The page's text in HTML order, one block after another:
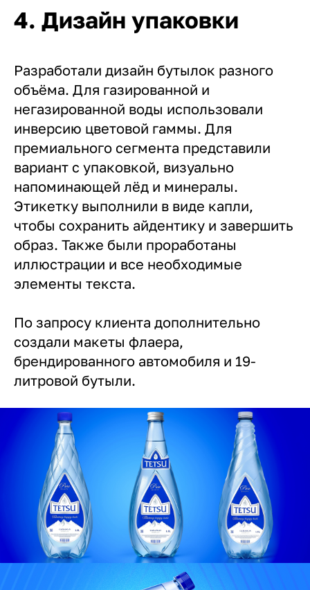
4. Дизайн упаковки
Разработали дизайн бутылок разного
объёма. Для газированной и
негазированной воды использовали
инверсию цветовой гаммы. Для
премиального сегмента представили
вариант с упаковкой, визуально
напоминающей лёд и минералы.
Этикетку выполнили в виде капли,
чтобы сохранить айдентику и завершить
образ. Также были проработаны
иллюстрации и все необходимые
элементы текста.
По запросу клиента дополнительно
создали макеты флаера,
брендированного автомобиля и 19-
литровой бутыли.